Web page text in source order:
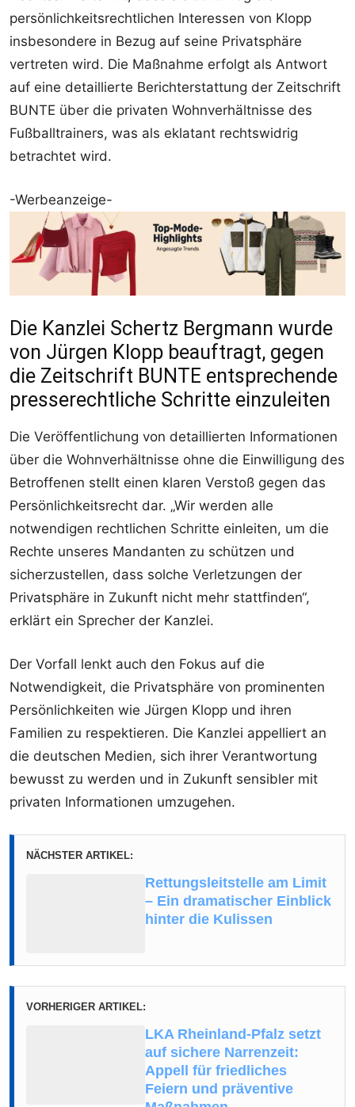
persönlichkeitsrechtlichen Interessen von Klopp
insbesondere in Bezug auf seine Privatsphäre
vertreten wird. Die Maßnahme erfolgt als Antwort
auf eine detaillierte Berichterstattung der Zeitschrift
BUNTE über die privaten Wohnverhältnisse des
Fußballtrainers, was als eklatant rechtswidrig
betrachtet wird.
-Werbeanzeige-
Die Kanzlei Schertz Bergmann wurde
von Jürgen Klopp beauftragt, gegen
die Zeitschrift BUNTE entsprechende
presserechtliche Schritte einzuleiten
Die Veröffentlichung von detaillierten Informationen
über die Wohnverhältnisse ohne die Einwilligung des
Betroffenen stellt einen klaren Verstoß gegen das
Persönlichkeitsrecht dar. „Wir werden alle
notwendigen rechtlichen Schritte einleiten, um die
Rechte unseres Mandanten zu schützen und
sicherzustellen, dass solche Verletzungen der
Privatsphäre in Zukunft nicht mehr stattfinden“,
erklärt ein Sprecher der Kanzlei.
Der Vorfall lenkt auch den Fokus auf die
Notwendigkeit, die Privatsphäre von prominenten
Persönlichkeiten wie Jürgen Klopp und ihren
Familien zu respektieren. Die Kanzlei appelliert an
die deutschen Medien, sich ihrer Verantwortung
bewusst zu werden und in Zukunft sensibler mit
privaten Informationen umzugehen.
NÄCHSTER ARTIKEL:
Rettungsleitstelle am Limit
– Ein dramatischer Einblick
hinter die Kulissen
VORHERIGER ARTIKEL:
LKA Rheinland-Pfalz setzt
auf sichere Narrenzeit:
Appell für friedliches
Feiern und präventive